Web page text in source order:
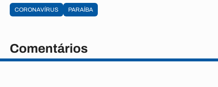
CORONAVÍRUS PARAÍBA
Comentários